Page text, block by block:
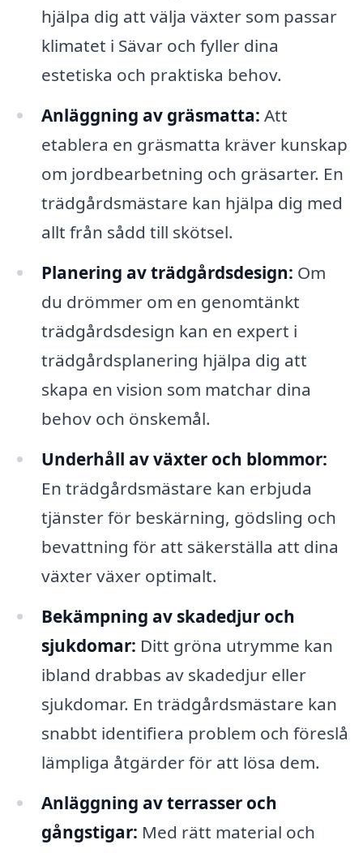
hjälpa dig att välja växter som passar
klimatet i Sävar och fyller dina
estetiska och praktiska behov.
Anläggning av gräsmatta: Att
etablera en gräsmatta kräver kunskap
om jordbearbetning och gräsarter. En
trädgårdsmästare kan hjälpa dig med
allt från sådd till skötsel.
Planering av trädgårdsdesign: Om
du drömmer om en genomtänkt
trädgårdsdesign kan en expert i
trädgårdsplanering hjälpa dig att
skapa en vision som matchar dina
behov och önskemål.
Underhåll av växter och blommor:
En trädgårdsmästare kan erbjuda
tjänster för beskärning, gödsling och
bevattning för att säkerställa att dina
växter växer optimalt.
Bekämpning av skadedjur och
sjukdomar: Ditt gröna utrymme kan
ibland drabbas av skadedjur eller
sjukdomar. En trädgårdsmästare kan
snabbt identifiera problem och föreslå
lämpliga åtgärder för att lösa dem.
Anläggning av terrasser och
gångstigar: Med rätt material och